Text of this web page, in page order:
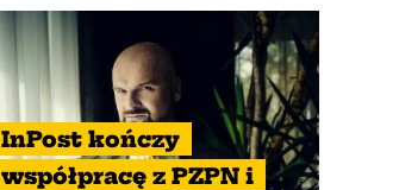
InPost kończy
współpracę z PZPN i